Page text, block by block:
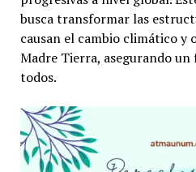
busca transformar las
causan el cambio climático y
Madre Tierra, asegurando
todos.